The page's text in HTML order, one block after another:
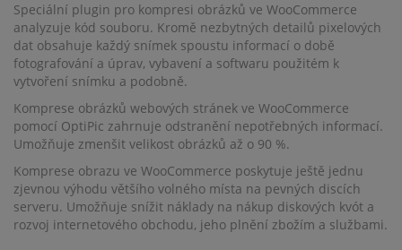
Speciální plugin pro kompresi obrázků ve WooCommerce
analyzuje kód souboru. Kromě nezbytných detailů pixelových
dat obsahuje každý snímek spoustu informací o době
fotografování a úprav, vybavení a softwaru použitém k
vytvoření snímku a podobně.
Komprese obrázků webových stránek ve WooCommerce
pomocí OptiPic zahrnuje odstranění nepotřebných informací.
Umožňuje zmenšit velikost obrázků až o 90 %.
Komprese obrazu ve WooCommerce poskytuje ještě jednu
zjevnou výhodu většího volného místa na pevných discích
serveru. Umožňuje snížit náklady na nákup diskových kvót a
rozvoj internetového obchodu, jeho plnění zbožím a službami.